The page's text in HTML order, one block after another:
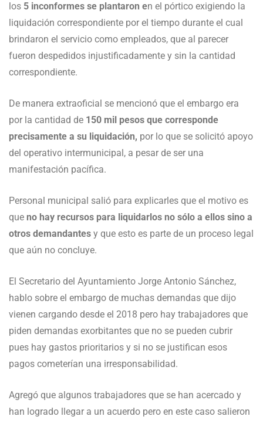
los 5 inconformes se plantaron en el pórtico exigiendo la
liquidación correspondiente por el tiempo durante el cual
brindaron el servicio como empleados, que al parecer
fueron despedidos injustificadamente y sin la cantidad
correspondiente.
De manera extraoficial se mencionó que el embargo era
por la cantidad de 150 mil pesos que corresponde
precisamente a su liquidación, por lo que se solicitó apoyo
del operativo intermunicipal, a pesar de ser una
manifestación pacífica.
Personal municipal salió para explicarles que el motivo es
que no hay recursos para liquidarlos no sólo a ellos sino a
otros demandantes y que esto es parte de un proceso legal
que aún no concluye.
El Secretario del Ayuntamiento Jorge Antonio Sánchez,
hablo sobre el embargo de muchas demandas que dijo
vienen cargando desde el 2018 pero hay trabajadores que
piden demandas exorbitantes que no se pueden cubrir
pues hay gastos prioritarios y si no se justifican esos
pagos cometerían una irresponsabilidad.
Agregó que algunos trabajadores que se han acercado y
han logrado llegar a un acuerdo pero en este caso salieron